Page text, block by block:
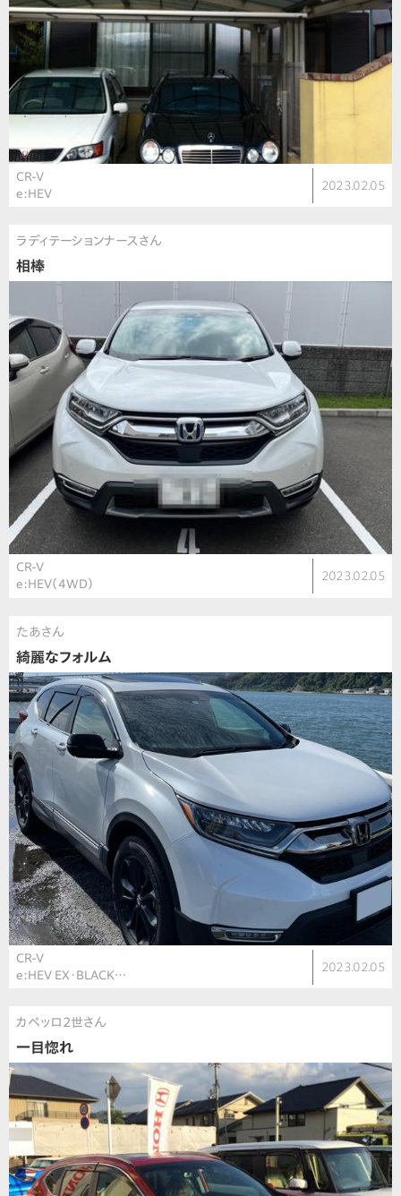
CR-V
e:HEV
2023.02.05
ラディテーションナースさん
相棒
CR-V
e:HEV（4WD）
2023.02.05
たあさん
綺麗なフォルム
CR-V
e:HEV EX・BLACK…
2023.02.05
カペッロ2世さん
一目惚れ